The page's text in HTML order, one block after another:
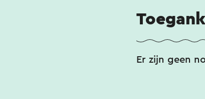
Er zijn geen